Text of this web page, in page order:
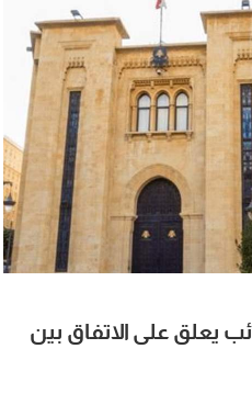
يعلق على الاتفاق بين